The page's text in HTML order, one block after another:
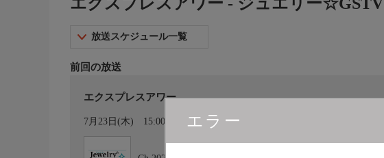
エラー
放送スケジュール一覧
前回の放送
エクスプレスアワー
7月23日(木) 15:00〜16:00 カレンダー登録